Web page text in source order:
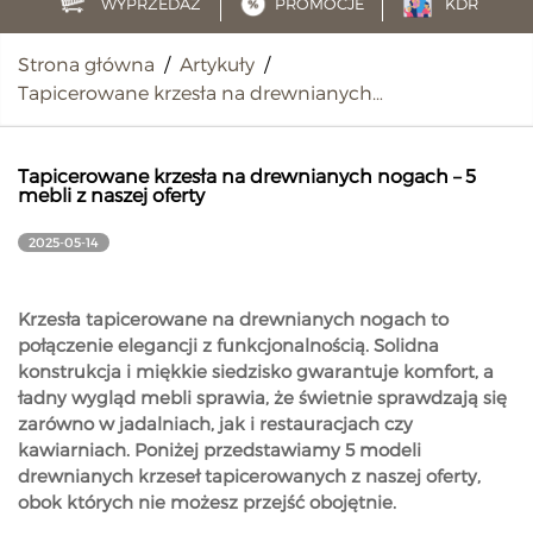
Strona główna / Artykuły /
Tapicerowane krzesła na drewnianych…
Tapicerowane krzesła na drewnianych nogach – 5
mebli z naszej oferty
2025-05-14
Krzesła tapicerowane na drewnianych nogach to
połączenie elegancji z funkcjonalnością. Solidna
konstrukcja i miękkie siedzisko gwarantuje komfort, a
ładny wygląd mebli sprawia, że świetnie sprawdzają się
zarówno w jadalniach, jak i restauracjach czy
kawiarniach. Poniżej przedstawiamy 5 modeli
drewnianych krzeseł tapicerowanych z naszej oferty,
obok których nie możesz przejść obojętnie.